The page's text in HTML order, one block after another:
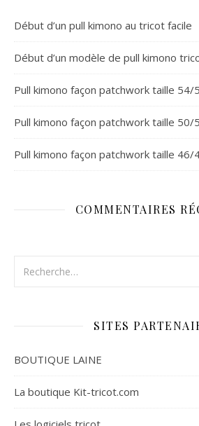
Début d’un pull kimono au tricot facile
Début d’un modèle de pull kimono
Pull kimono façon patchwork taille 54/
Pull kimono façon patchwork taille 50/
Pull kimono façon patchwork taille 46/
COMMENTAIRES
SITES
BOUTIQUE LAINE
La boutique Kit-tricot.com